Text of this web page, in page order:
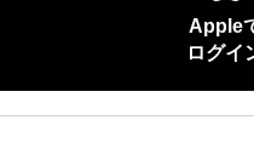
Apple
ログイ